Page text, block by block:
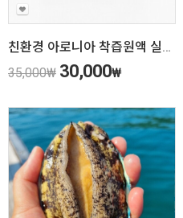
친환경 아로니아 착즙원액 실속형(35ml*30포)
35,000₩ 30,000₩